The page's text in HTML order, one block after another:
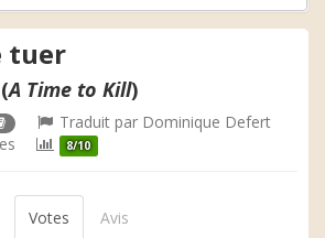
tuer
A Time to Kill)
Traduit par Dominique Defert
8/10
Votes Avis